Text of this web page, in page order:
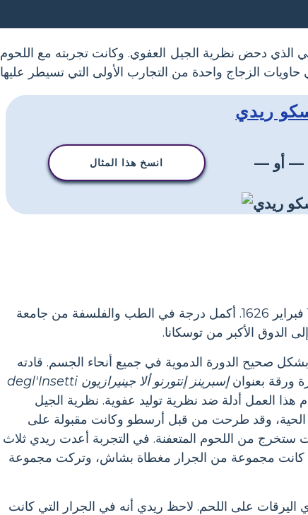
الذي دحض نظرية الجيل العفوي. وكانت تجربته مع اللحوم
ريدي
انسخ هذا المثال — أو —
كان فرانشيسكو ريدي عالما إيطاليا ولد في أريزو في 18 فبراير 1626. أكمل درجة في الطب والفلسفة من جامعة
الدوق الأكبر من توسكانا.
صحيح الدورة الدموية في جميع أنحاء الجسم. قادته
ورقة بعنوان
إسبرينز إنتورنو ألا جينيرازيون degl'Insetti
في 1668. وقدم هذا العمل أدلة ضد نظرية توليد عفوية. نظرية الجيل
الحية، وقد طرحت من قبل أرسطو وكانت مقبولة على
ستخرج من اللحوم المتعفنة. في التجربة أعدت ريدي ثلاث
كانت مجموعة من الجرار مغطاة بشاش، وتركت مجموعة
على اللحم. لاحظ ريدي أنه في الجرار التي كانت